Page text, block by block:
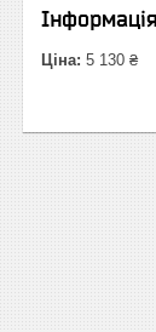
Ціна: 5 130 ₴